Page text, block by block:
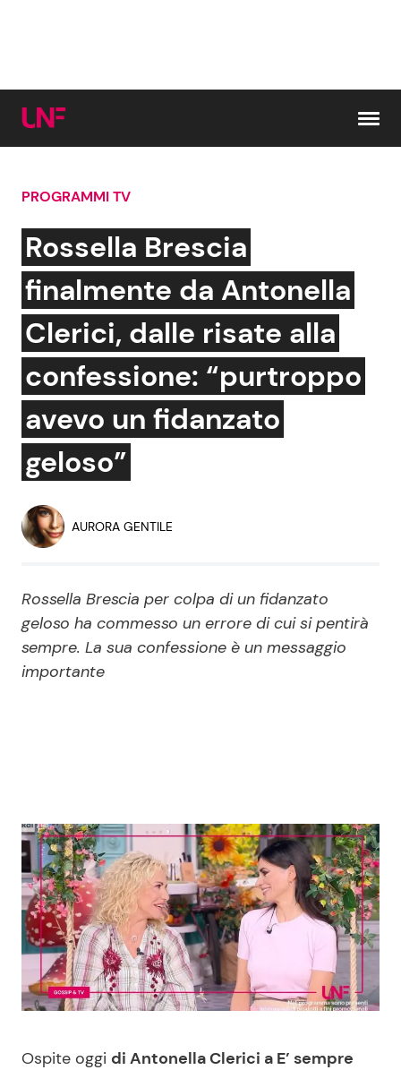
Cerca:
News e Cronaca
Attualità Italiana
Dal Mondo
Economia
Persone Scomparse
Politica
Gossip e TV
Bellezze VIP
Coppie VIP
Fiction e Serie TV
ShowBiz
News Cinema
Social News
Benessere
Casa
Moda e Style
Mondo Mamma
Cucina e Ricette
Consigli di Cucina
Dolci
Le Ricette in TV
PROGRAMMI TV
Rossella Brescia
finalmente da Antonella
Clerici, dalle risate alla
confessione: “purtroppo
avevo un fidanzato
geloso”
AURORA GENTILE
Rossella Brescia per colpa di un fidanzato
geloso ha commesso un errore di cui si pentirà
sempre. La sua confessione è un messaggio
importante
Ospite oggi di Antonella Clerici a E’ sempre